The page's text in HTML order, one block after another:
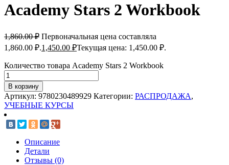
Academy Stars 2 Workbook
1,860.00₽ Первоначальная цена составляла
1,860.00 ₽.1,450.00 ₽Текущая цена: 1,450.00 ₽.
Количество товара Academy Stars 2 Workbook
В корзину
Артикул: 9780230489929 Категории: РАСПРОДАЖА,
УЧЕБНЫЕ КУРСЫ
Описание
Детали
Отзывы (0)